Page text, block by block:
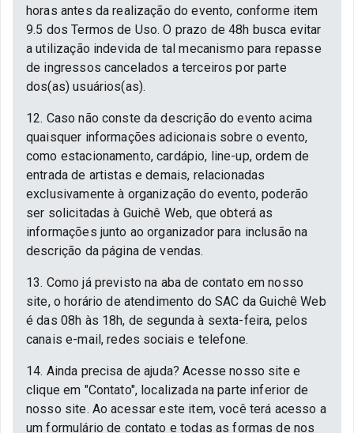
horas antes da realização do evento, conforme item
9.5 dos Termos de Uso. O prazo de 48h busca evitar
a utilização indevida de tal mecanismo para repasse
de ingressos cancelados a terceiros por parte
dos(as) usuários(as).
12. Caso não conste da descrição do evento acima
quaisquer informações adicionais sobre o evento,
como estacionamento, cardápio, line-up, ordem de
entrada de artistas e demais, relacionadas
exclusivamente à organização do evento, poderão
ser solicitadas à Guichê Web, que obterá as
informações junto ao organizador para inclusão na
descrição da página de vendas.
13. Como já previsto na aba de contato em nosso
site, o horário de atendimento do SAC da Guichê Web
é das 08h às 18h, de segunda à sexta-feira, pelos
canais e-mail, redes sociais e telefone.
14. Ainda precisa de ajuda? Acesse nosso site e
clique em "Contato", localizada na parte inferior de
nosso site. Ao acessar este item, você terá acesso a
um formulário de contato e todas as formas de nos